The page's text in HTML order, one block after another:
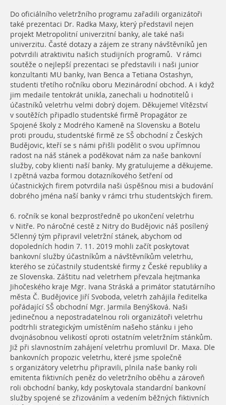
Do oficiálního veletržního programu zařadili organizátoři
také prezentaci Dr. Radka Maxy, který představil nejen
projekt Metropolitní univerzitní banky, ale také naši
univerzitu. Časté dotazy a zájem ze strany návštěvníků jen
potvrdili atraktivitu našich studijních programů. V rámci
soutěže o nejlepší prezentaci se představili i naši junior
konzultanti MU banky, Ivan Benca a Tetiana Ostashyn,
studenti třetího ročníku oboru Mezinárodní obchod. A i když
jim medaile tentokrát unikla, zanechali u hodnotitelů i
účastníků veletrhu velmi dobrý dojem. Děkujeme! Vítězství
v soutěžích připadlo studentské firmě Propagátor ze
Spojené školy z Modrého Kameně na Slovensku a Botelu
proti proudu, studentské firmě ze SŠ obchodní z Českých
Budějovic, kteří se s námi přišli podělit o svou upřímnou
radost na náš stánek a poděkovat nám za naše bankovní
služby, coby klienti naší banky. My gratulujeme a děkujeme.
I zpětná vazba formou dotazníkového šetření od
účastnických firem potvrdila naši úspěšnou misi a budování
dobrého jména naší banky v rámci trhu studentských firem.
6. ročník se konal bezprostředně po ukončení veletrhu
v Nitře. Po náročné cestě z Nitry do Budějovic náš posílený
5členný tým připravil veletržní stánek, abychom od
dopoledních hodin 7. 11. 2019 mohli začít poskytovat
bankovní služby účastníkům a návštěvníkům veletrhu,
kterého se zúčastnily studentské firmy z České republiky a
ze Slovenska. Záštitu nad veletrhem převzala hejtmanka
Jihočeského kraje Mgr. Ivana Stráská a primátor statutárního
města Č. Budějovice Jiří Svoboda, veletrh zahájila ředitelka
pořádající SŠ obchodní Mgr. Jarmila Benýšková. Naši
jedinečnou a nepostradatelnou roli organizátoři veletrhu
podtrhli strategickým umístěním našeho stánku i jeho
dvojnásobnou velikostí oproti ostatním veletržním stánkům.
Již při slavnostním zahájení veletrhu promluvil Dr. Maxa. Dle
bankovních propozic veletrhu, které jsme společně
s organizátory veletrhu připravili, plnila naše banky roli
emitenta fiktivních peněz do veletržního oběhu a zároveň
roli obchodní banky, kdy poskytovala standardní bankovní
služby spojené se zřizováním a vedením běžných fiktivních